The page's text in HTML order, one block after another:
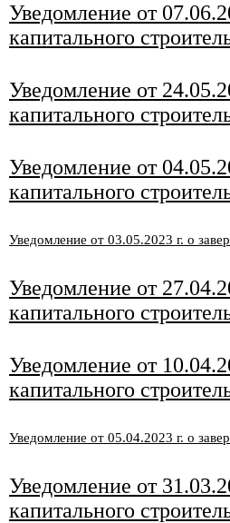
Уведомление от 07.06
капитального
Уведомление от 2
капитального
Уведомление от
капитального
Уведомление от 03.05.2023 г. о
Уведомление от
капитального
Уведомление от 10.04
капитального
Уведомление от 05.04.2023 г. о
Уведомление от
капитального